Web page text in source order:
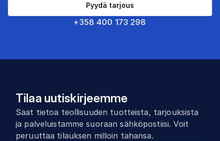
+358 400 173 298
Pyydä tarjous
Tilaa uutiskirjeemme
Saat tietoa teollisuuden tuotteista, tarjouksista
ja palveluistamme suoraan sähköpostiisi. Voit
peruuttaa tilauksen milloin tahansa.